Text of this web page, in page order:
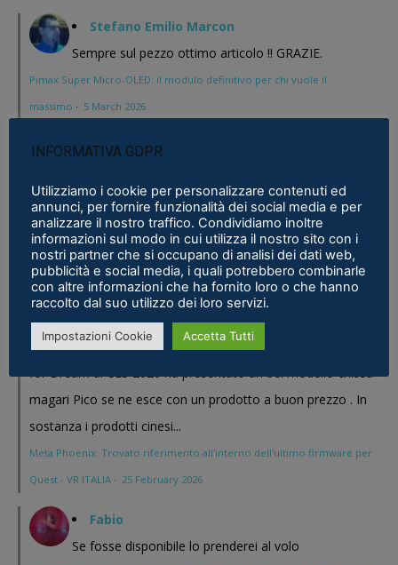
Stefano Emilio Marcon
Sempre sul pezzo ottimo articolo !! GRAZIE.
Pimax Super Micro-OLED: il modulo definitivo per chi vuole il
massimo · 5 March 2026
Stefano Emilio Marcon
che lato software dico chip dedicati. Aspetto di vedere
ulteriori notizie =) !!
Pimax Super Micro-OLED: il modulo definitivo per chi vuole il
massimo·5 March 2026
Stefano Emilio Marcon
Vediamo cosa mi realizzeranno in questi anni , Play
for Dream al CES 2026 ha presentato un bel modello chissa'
magari Pico se ne esce con un prodotto a buon prezzo . In
sostanza i prodotti cinesi...
Meta Phoenix: Trovato riferimento all'interno dell'ultimo firmware per
Quest - VR ITALIA · 25 February 2026
Fabio
Se fosse disponibile lo prenderei al volo
INFORMATIVA GDPR
Utilizziamo i cookie per personalizzare contenuti ed
annunci, per fornire funzionalità dei social media e per
analizzare il nostro traffico. Condividiamo inoltre
informazioni sul modo in cui utilizza il nostro sito con i
nostri partner che si occupano di analisi dei dati web,
pubblicità e social media, i quali potrebbero combinarle
con altre informazioni che ha fornito loro o che hanno
raccolto dal suo utilizzo dei loro servizi.
Impostazioni Cookie Accetta Tutti